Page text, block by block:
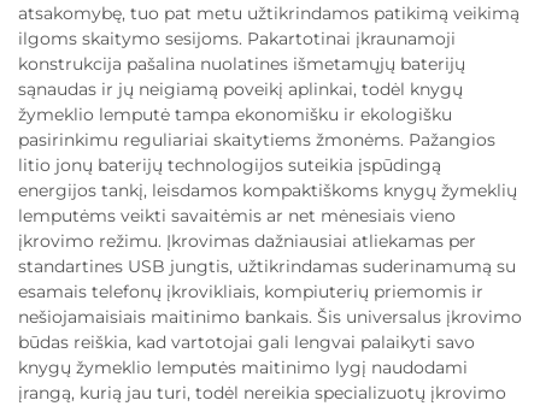
atsakomybę, tuo pat metu užtikrindamos patikimą veikimą
ilgoms skaitymo sesijoms. Pakartotinai įkraunamoji
konstrukcija pašalina nuolatines išmetamųjų baterijų
sąnaudas ir jų neigiamą poveikį aplinkai, todėl knygų
žymeklio lemputė tampa ekonomišku ir ekologišku
pasirinkimu reguliariai skaitytiems žmonėms. Pažangios
litio jonų baterijų technologijos suteikia įspūdingą
energijos tankį, leisdamos kompaktiškoms knygų žymeklių
lemputėms veikti savaitėmis ar net mėnesiais vieno
įkrovimo režimu. Įkrovimas dažniausiai atliekamas per
standartines USB jungtis, užtikrindamas suderinamumą su
esamais telefonų įkrovikliais, kompiuterių priemomis ir
nešiojamaisiais maitinimo bankais. Šis universalus įkrovimo
būdas reiškia, kad vartotojai gali lengvai palaikyti savo
knygų žymeklio lemputės maitinimo lygį naudodami
įrangą, kurią jau turi, todėl nereikia specializuotų įkrovimo